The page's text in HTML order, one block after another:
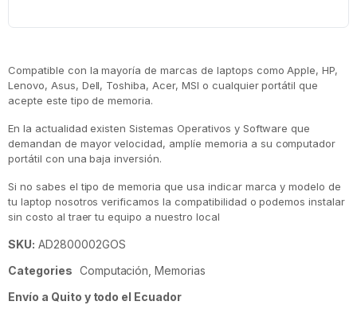
Compatible con la mayoría de marcas de laptops como Apple, HP,
Lenovo, Asus, Dell, Toshiba, Acer, MSI o cualquier portátil que
acepte este tipo de memoria.
En la actualidad existen Sistemas Operativos y Software que
demandan de mayor velocidad, amplíe memoria a su computador
portátil con una baja inversión.
Si no sabes el tipo de memoria que usa indicar marca y modelo de
tu laptop nosotros verificamos la compatibilidad o podemos instalar
sin costo al traer tu equipo a nuestro local
SKU: AD2800002GOS
Categories Computación ,Memorias
Envío a Quito y todo el Ecuador